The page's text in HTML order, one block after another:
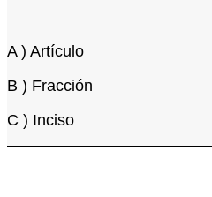
A ) Artículo
B ) Fracción
C ) Inciso